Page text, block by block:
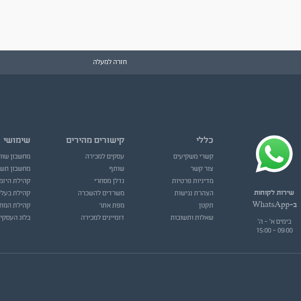
חזרה למעלה
שירות לקוחות
ב-WhatsApp
בימים א' - ה'
09:00 - 15:00
כללי
קשרי משקיעים
צור קשר
מדיניות פרטיות
הצהרת נגישות
תקנון
שאלות ותשובות
קישורים מהירים
עסקים למכירה
שותף
נדלן מסחרי
משרדים להשכרה
מפת אתר
דומיינים למכירה
שימושי
מחשבון
מחשבון
קהילת
קהילת
קהילת
בלוג